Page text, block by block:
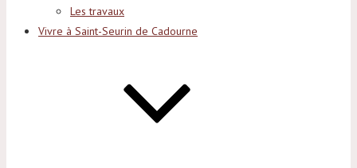
Les travaux
Vivre à Saint-Seurin de Cadourne